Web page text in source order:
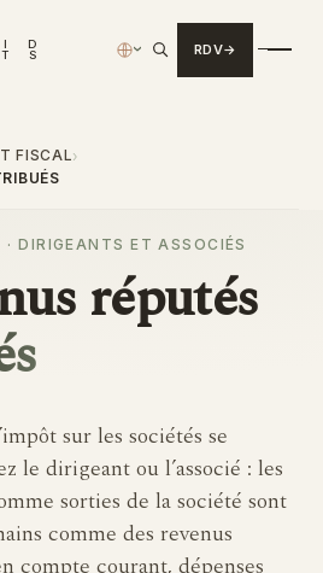
I
D
T S › RDV
FISCAL›
DIRIGEANTS ET ASSOCIÉS
réputés
sur les sociétés se
le dirigeant ou l’associé : les
sorties de la société sont
comme des revenus
compte courant, dépenses